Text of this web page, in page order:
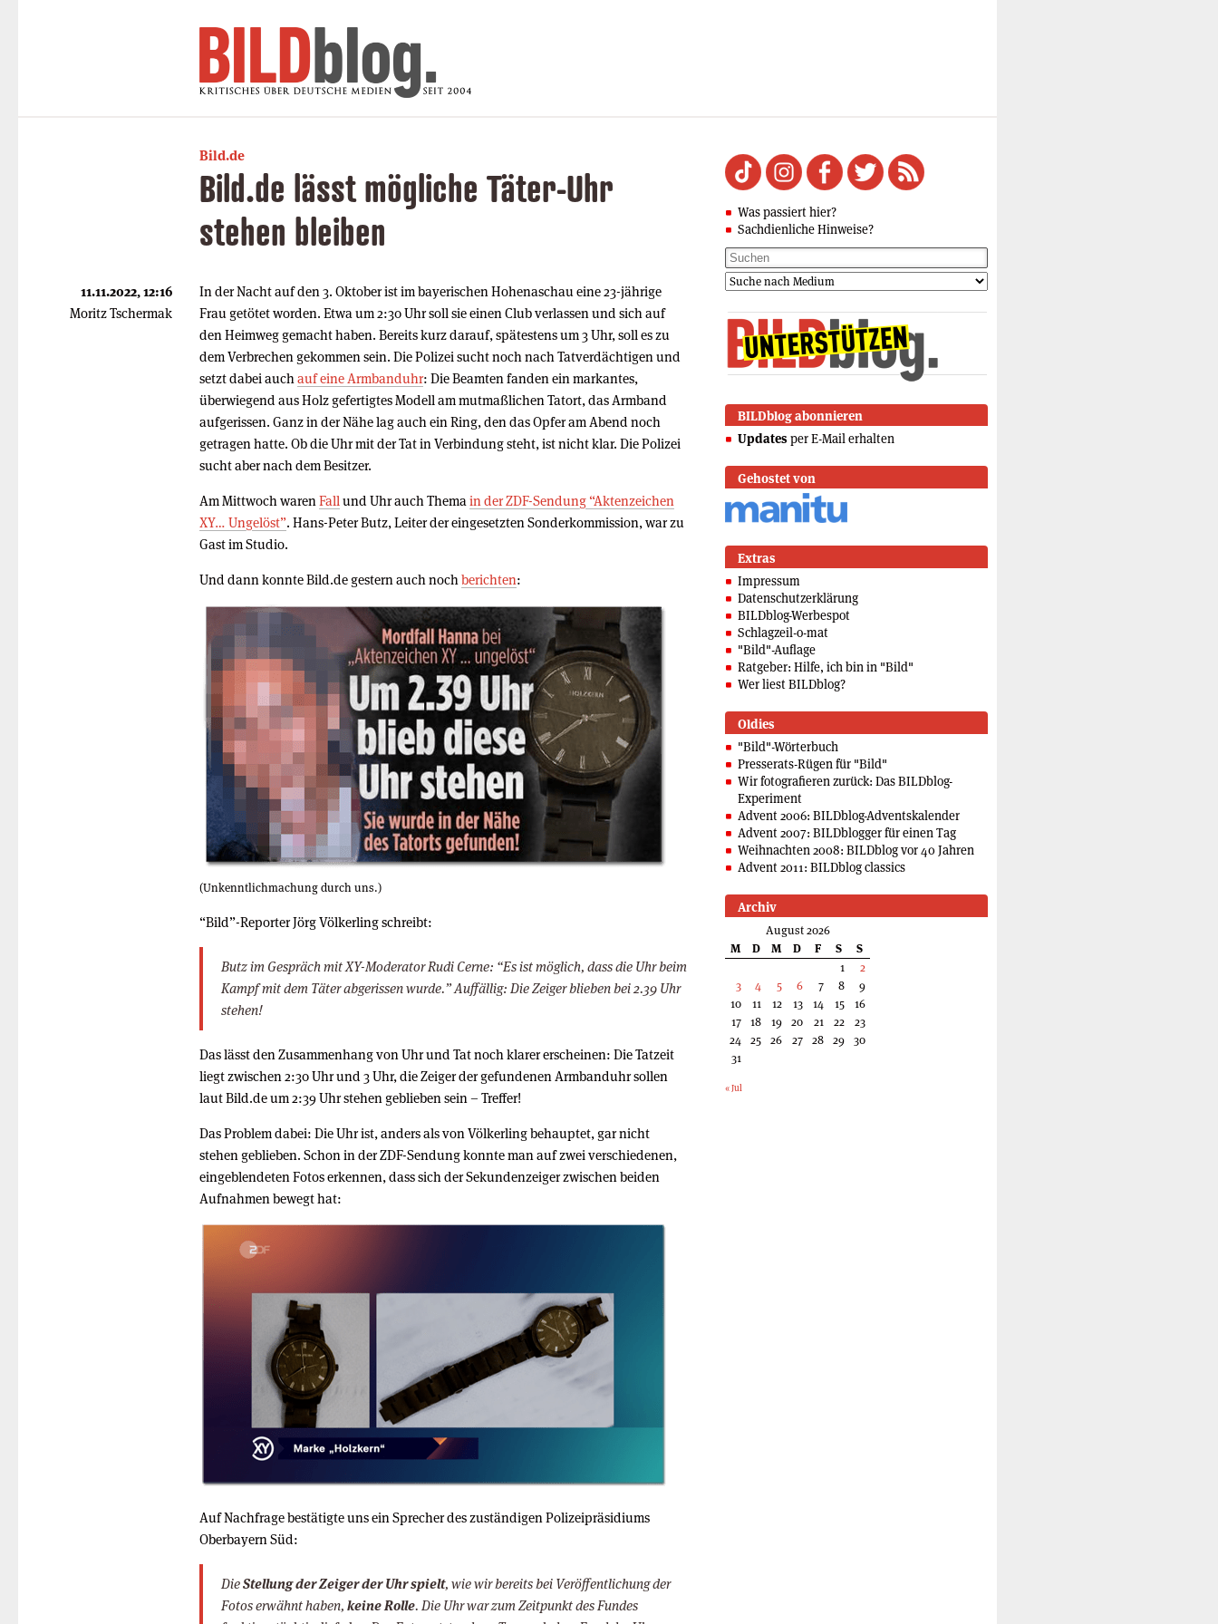
Bild.de
Bild.de lässt mögliche Täter-Uhr
stehen bleiben
In der Nacht auf den 3. Oktober ist im bayerischen Hohenaschau eine 23-jährige
Frau getötet worden. Etwa um 2:30 Uhr soll sie einen Club verlassen und sich auf
den Heimweg gemacht haben. Bereits kurz darauf, spätestens um 3 Uhr, soll es zu
dem Verbrechen gekommen sein. Die Polizei sucht noch nach Tatverdächtigen und
setzt dabei auch auf eine Armbanduhr: Die Beamten fanden ein markantes,
überwiegend aus Holz gefertigtes Modell am mutmaßlichen Tatort, das Armband
aufgerissen. Ganz in der Nähe lag auch ein Ring, den das Opfer am Abend noch
getragen hatte. Ob die Uhr mit der Tat in Verbindung steht, ist nicht klar. Die Polizei
sucht aber nach dem Besitzer.
Am Mittwoch waren Fall und Uhr auch Thema in der ZDF-Sendung “Aktenzeichen
XY… Ungelöst”. Hans-Peter Butz, Leiter der eingesetzten Sonderkommission, war zu
Gast im Studio.
Und dann konnte Bild.de gestern auch noch berichten:
(Unkenntlichmachung durch uns.)
“Bild”-Reporter Jörg Völkerling schreibt:
Butz im Gespräch mit XY-Moderator Rudi Cerne: “Es ist möglich, dass die Uhr beim
Kampf mit dem Täter abgerissen wurde.” Auffällig: Die Zeiger blieben bei 2.39 Uhr
stehen!
Das lässt den Zusammenhang von Uhr und Tat noch klarer erscheinen: Die Tatzeit
liegt zwischen 2:30 Uhr und 3 Uhr, die Zeiger der gefundenen Armbanduhr sollen
laut Bild.de um 2:39 Uhr stehen geblieben sein – Treffer!
Das Problem dabei: Die Uhr ist, anders als von Völkerling behauptet, gar nicht
stehen geblieben. Schon in der ZDF-Sendung konnte man auf zwei verschiedenen,
eingeblendeten Fotos erkennen, dass sich der Sekundenzeiger zwischen beiden
Aufnahmen bewegt hat:
Auf Nachfrage bestätigte uns ein Sprecher des zuständigen Polizeipräsidiums
Oberbayern Süd:
DieStellung der Zeiger der Uhr spielt, wie wir bereits bei Veröffentlichung der
Fotos erwähnt haben, keine Rolle. Die Uhr war zum Zeitpunkt des Fundes
11.11.2022, 12:16
Moritz Tschermak
Was passiert hier?
Sachdienliche Hinweise?
BILDblog abonnieren
Updates per E-Mail erhalten
Gehostet von
Extras
Impressum
Datenschutzerklärung
BILDblog-Werbespot
Schlagzeil-o-mat
"Bild"-Auflage
Ratgeber: Hilfe, ich bin in "Bild"
Wer liest BILDblog?
Oldies
"Bild"-Wörterbuch
Presserats-Rügen für "Bild"
Wir fotografieren zurück: Das BILDblog-
Experiment
Advent 2006: BILDblog-Adventskalender
Advent 2007: BILDblogger für einen Tag
Weihnachten 2008: BILDblog vor 40 Jahren
Advent 2011: BILDblog classics
Archiv
August 2026
M
D M D F S
S
1
2
3
4 5 6 7 8
9
10
11 12 13 14 15
16
17 18 19 20 21 22
23
24 25 26 27 28 29 30
31
« Jul